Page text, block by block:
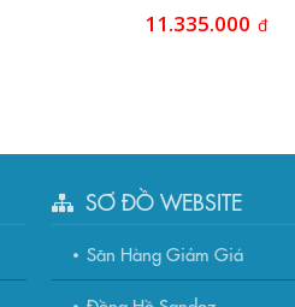
11.335.000 đ
SƠ ĐỒ WEBSITE
Săn Hàng Giảm Giá